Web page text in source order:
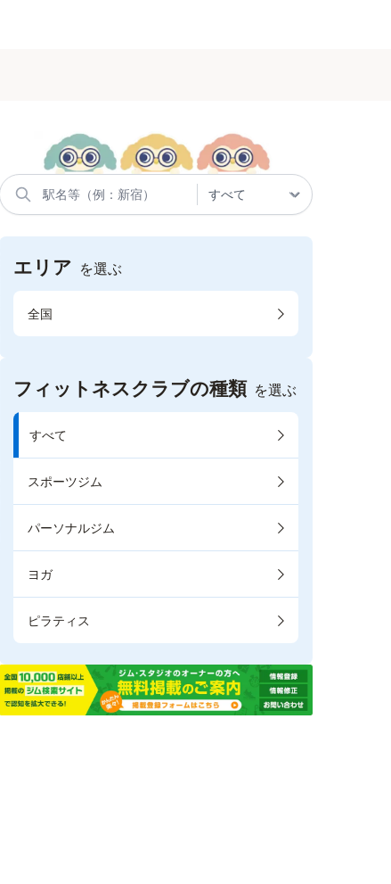
エリア を選ぶ
全国
フィットネスクラブの種類 を選ぶ
すべて
スポーツジム
パーソナルジム
ヨガ
ピラティス